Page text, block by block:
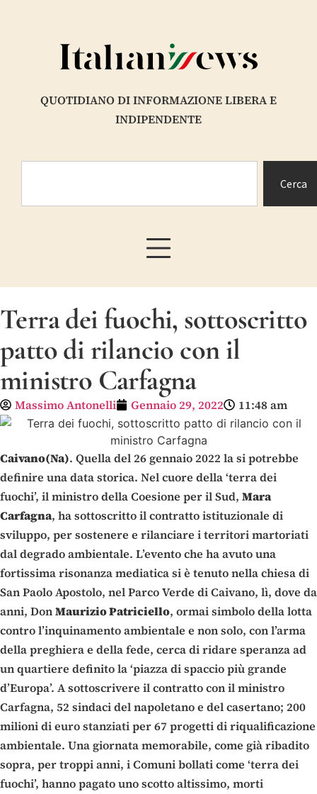
QUOTIDIANO DI INFORMAZIONE LIBERA E
INDIPENDENTE
Cerca
Terra dei fuochi, sottoscritto
patto di rilancio con il
ministro Carfagna
Massimo Antonelli Gennaio 29, 2022 11:48 am
Caivano(Na). Quella del 26 gennaio 2022 la si potrebbe
definire una data storica. Nel cuore della ‘terra dei
fuochi’, il ministro della Coesione per il Sud, Mara
Carfagna, ha sottoscritto il contratto istituzionale di
sviluppo, per sostenere e rilanciare i territori martoriati
dal degrado ambientale. L’evento che ha avuto una
fortissima risonanza mediatica si è tenuto nella chiesa di
San Paolo Apostolo, nel Parco Verde di Caivano, lì, dove da
anni, DonMaurizio Patriciello, ormai simbolo della lotta
contro l’inquinamento ambientale e non solo, con l’arma
della preghiera e della fede, cerca di ridare speranza ad
un quartiere definito la ‘piazza di spaccio più grande
d’Europa’. A sottoscrivere il contratto con il ministro
Carfagna, 52 sindaci del napoletano e del casertano; 200
milioni di euro stanziati per 67 progetti di riqualificazione
ambientale. Una giornata memorabile, come già ribadito
sopra, per troppi anni, i Comuni bollati come ‘terra dei
fuochi’, hanno pagato uno scotto altissimo, morti